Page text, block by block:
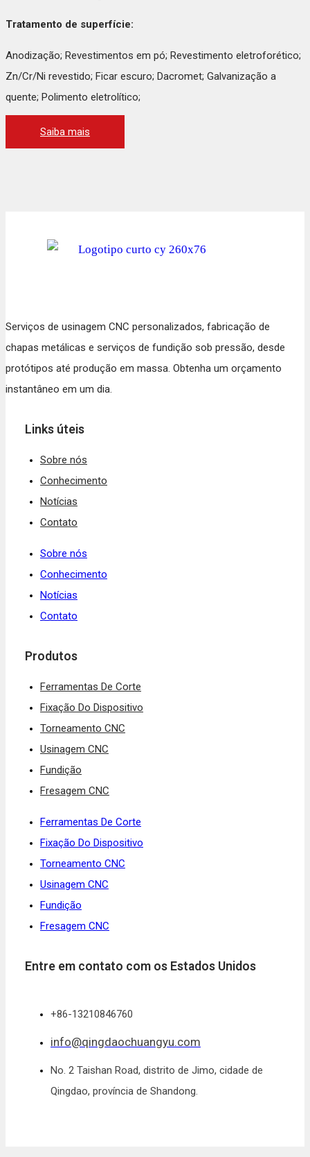
Tratamento de superfície:
Anodização; Revestimentos em pó; Revestimento eletroforético;
Zn/Cr/Ni revestido; Ficar escuro; Dacromet; Galvanização a
quente; Polimento eletrolítico;
Saiba mais
Serviços de usinagem CNC personalizados, fabricação de
chapas metálicas e serviços de fundição sob pressão, desde
protótipos até produção em massa. Obtenha um orçamento
instantâneo em um dia.
Links úteis
Sobre nós
Conhecimento
Notícias
Contato
Sobre nós
Conhecimento
Notícias
Contato
Produtos
Ferramentas De Corte
Fixação Do Dispositivo
Torneamento CNC
Usinagem CNC
Fundição
Fresagem CNC
Ferramentas De Corte
Fixação Do Dispositivo
Torneamento CNC
Usinagem CNC
Fundição
Fresagem CNC
Entre em contato com os Estados Unidos
+86-13210846760
info@qingdaochuangyu.com
No. 2 Taishan Road, distrito de Jimo, cidade de
Qingdao, província de Shandong.